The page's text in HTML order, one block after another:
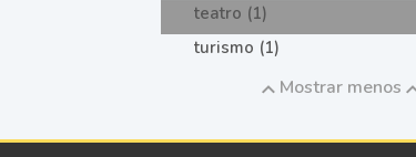
teatro (1)
turismo (1)
Mostrar menos